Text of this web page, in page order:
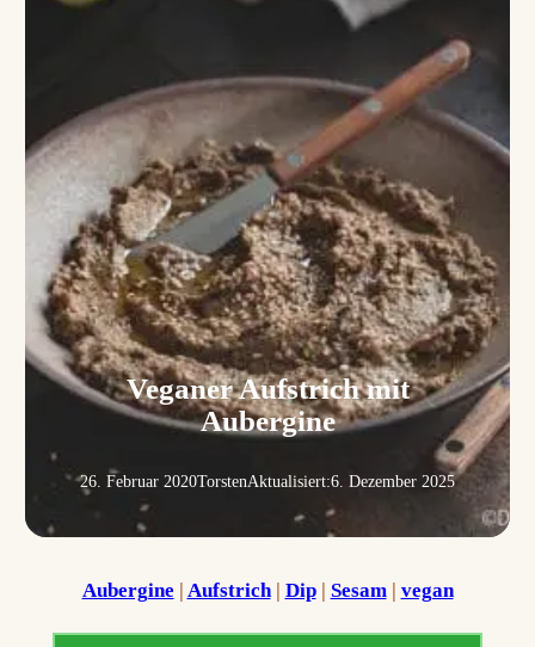
Veganer Aufstrich mit
Aubergine
26. Februar 2020TorstenAktualisiert:6. Dezember 2025
Aubergine | Aufstrich | Dip | Sesam | vegan